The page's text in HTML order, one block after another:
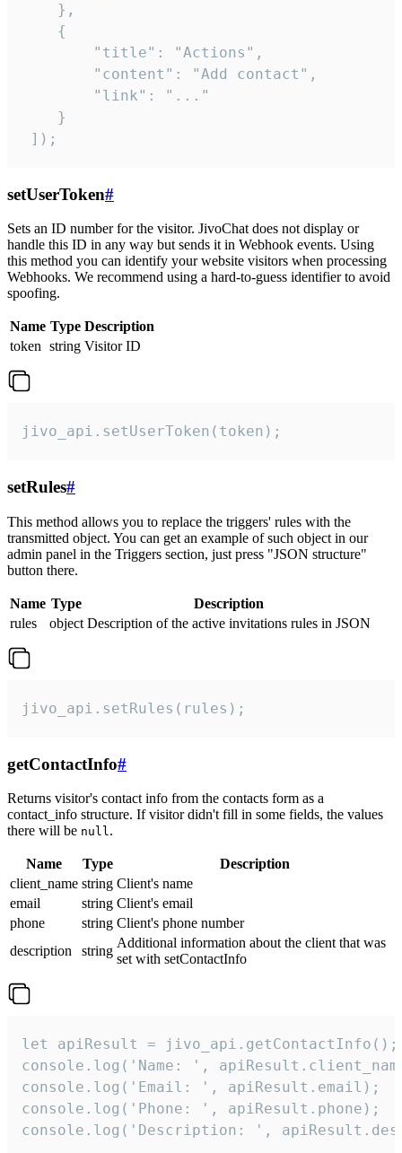
    },
    {
        "title": "Actions",
        "content": "Add contact",
        "link": "..."
    }
]);
setUserToken#
Sets an ID number for the visitor. JivoChat does not display or
handle this ID in any way but sends it in Webhook events. Using
this method you can identify your website visitors when processing
Webhooks. We recommend using a hard-to-guess identifier to avoid
spoofing.
Name Type Description
token string Visitor ID
jivo_api.setUserToken(token);
setRules#
This method allows you to replace the triggers' rules with the
transmitted object. You can get an example of such object in our
admin panel in the Triggers section, just press "JSON structure"
button there.
Name Type
Description
rules
object Description of the active invitations rules in JSON
jivo_api.setRules(rules);
getContactInfo#
Returns visitor's contact info from the contacts form as a
contact_info structure. If visitor didn't fill in some fields, the values
there will be null.
Name Type
Description
client_name string Client's name
email
string Client's email
phone
string Client's phone number
description
string
Additional information about the client that was
set with setContactInfo
let apiResult = jivo_api.getContactInfo();
console.log('Name: ',
console.log('Email: ', apiResult.email);
console.log('Phone: ', apiResult.phone);
console.log('Description: ',